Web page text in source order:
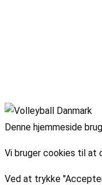
Denne hjemmeside
Vi bruger cookies til at
Ved at trykke